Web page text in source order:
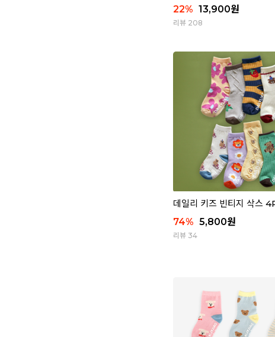
22% 13,900원
리뷰 208
데일리 키즈 빈티지 삭스
74% 5,800원
리뷰 34